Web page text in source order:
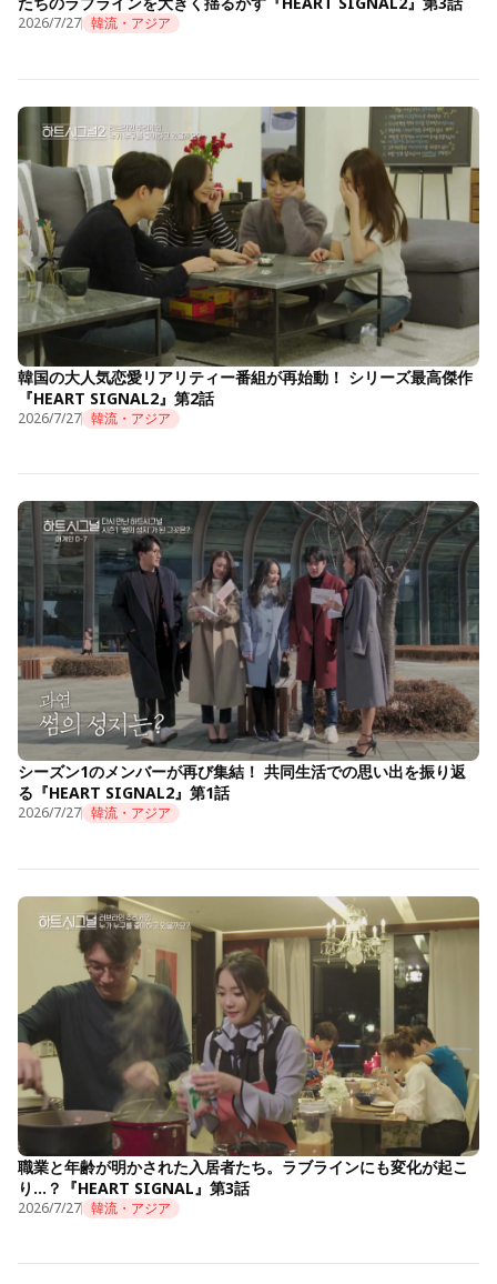
2026/7/27 韓流・アジア
韓国の大人気恋愛リアリティー番組が再始動！ シリーズ最高傑作
『HEART SIGNAL2』第2話
2026/7/27 韓流・アジア
シーズン1のメンバーが再び集結！ 共同生活での思い出を振り返
る『HEART SIGNAL2』第1話
2026/7/27 韓流・アジア
職業と年齢が明かされた入居者たち。ラブラインにも変化が起こ
り…？『HEART SIGNAL』第3話
2026/7/27 韓流・アジア